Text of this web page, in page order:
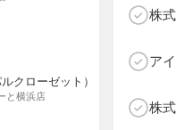
株
ア
株
クローゼット）
と横浜店